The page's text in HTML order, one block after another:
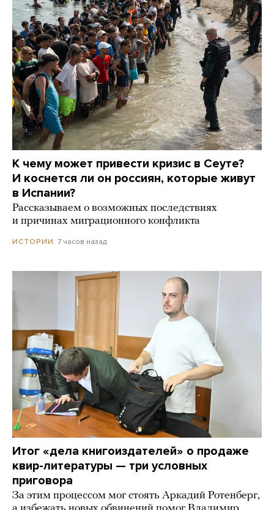
К чему может привести кризис в Сеуте?
И коснется ли он россиян, которые живут
в Испании?
Рассказываем о возможных последствиях
и причинах миграционного конфликта
ИСТОРИИ 7 часов назад
Итог «дела книгоиздателей» о продаже
квир-литературы — три условных
приговора
За этим процессом мог стоять Аркадий Ротенберг,